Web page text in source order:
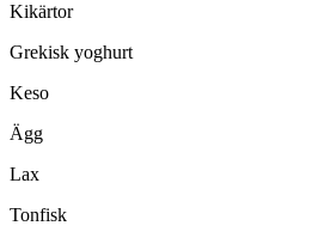
Kikärtor
Grekisk yoghurt
Keso
Ägg
Lax
Tonfisk